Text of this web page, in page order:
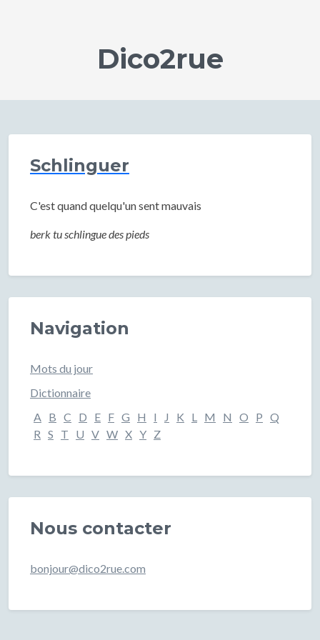
Dico2rue
Schlinguer
C'est quand quelqu'un sent mauvais
berk tu schlingue des pieds
Navigation
Mots du jour
Dictionnaire
A B C D E F G H I J K L M N O P Q
R S T U V W X Y Z
Nous contacter
bonjour@dico2rue.com